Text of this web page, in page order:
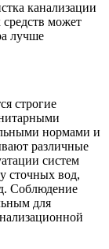
канализации
может
лучше
строгие
нормами и
различные
систем
сточных вод,
Соблюдение
для